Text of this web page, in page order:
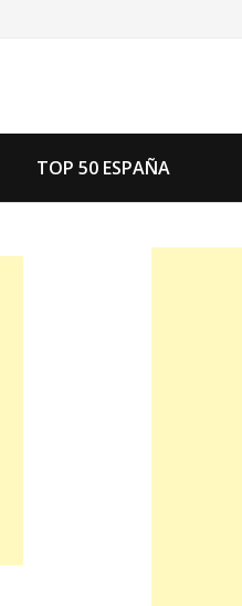
TOP 50 ESPAÑA